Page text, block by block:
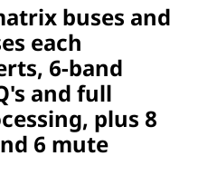
buses and
each
6-band
and full
plus 8
6 mute